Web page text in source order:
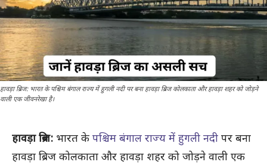
हावड़ा ब्रिज: भारत के पश्चिम बंगाल राज्य में हुगली नदी पर बना हावड़ा ब्रिज कोलकाता और हावड़ा शहर को जोड़ने
वाली एक जीवनरेखा है।
हावड़ा ब्रिज: भारत के पश्चिम बंगाल राज्य में हुगली नदी पर बना
हावड़ा ब्रिज कोलकाता और हावड़ा शहर को जोड़ने वाली एक